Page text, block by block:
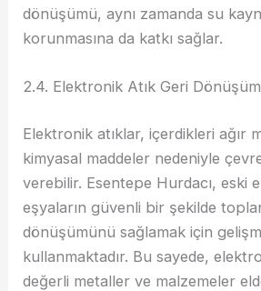
dönüşümü, aynı zamanda su
korunmasına da katkı sağlar.
2.4. Elektronik Atık Geri
Elektronik atıklar, içerdikleri ağır
kimyasal maddeler nedeniyle
verebilir. Esentepe Hurdacı, eski
eşyaların güvenli bir şekilde
dönüşümünü sağlamak için
kullanmaktadır. Bu sayede,
değerli metaller ve malzemeler